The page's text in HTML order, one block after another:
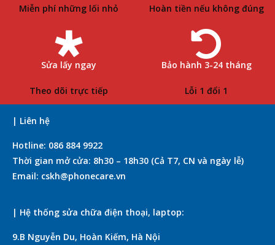
Miễn phí những lối nhỏ Hoàn tiền nếu không đúng
Sửa lấy ngay
Theo dõi trực tiếp
Bảo hành 3-24 tháng
Lỗi 1 đổi 1
| Liên hệ
Hotline: 086 884 9922
Thời gian mở cửa: 8h30 – 18h30 (Cả T7, CN và ngày lễ)
Email: cskh@phonecare.vn
| Hệ thống sửa chữa điện thoại, laptop:
9.B Nguyễn Du, Hoàn Kiếm, Hà Nội